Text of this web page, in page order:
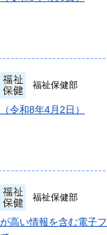
福祉保健部
令和8年4月2日）
福祉保健部
高い情報を含む電子フ